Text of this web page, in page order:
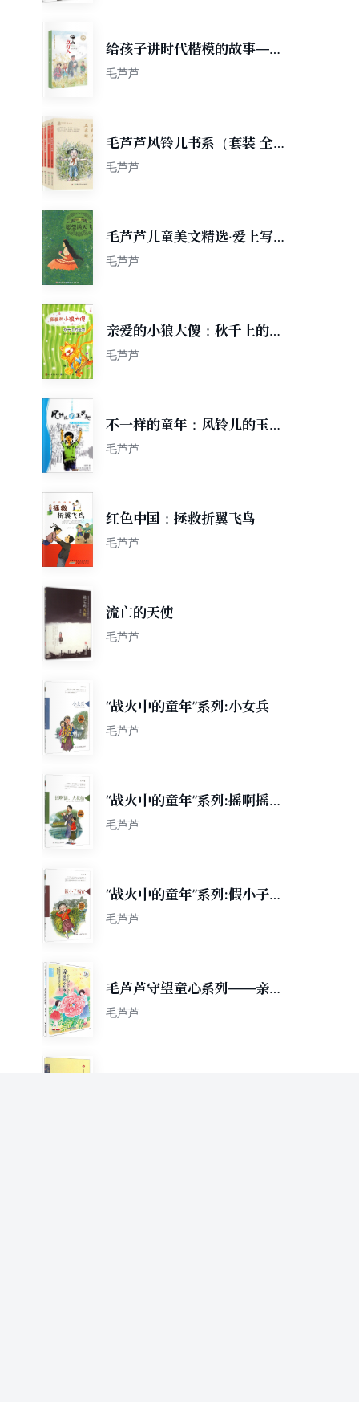
给孩子讲时代楷模的故事——
深山点灯人
毛芦芦
毛芦芦风铃儿书系（套装 全7
册）开学季特惠限量版
毛芦芦
毛芦芦儿童美文精选·爱上写作
·事件篇：愿望满天飞
毛芦芦
亲爱的小狼大傻：秋千上的怪
物
毛芦芦
不一样的童年：风铃儿的玉米
地
毛芦芦
红色中国：拯救折翼飞鸟
毛芦芦
流亡的天使
毛芦芦
“战火中的童年”系列:小女兵
毛芦芦
“战火中的童年”系列:摇啊摇，
大花船
毛芦芦
“战火中的童年”系列:假小子福
官
毛芦芦
毛芦芦守望童心系列——亲爱
的小红枣
毛芦芦